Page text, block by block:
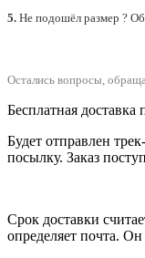
5. Не подошёл размер ?
Остались вопросы,
Бесплатная
Будет отправлен
посылку. Заказ
Срок доставки
определяет почта.